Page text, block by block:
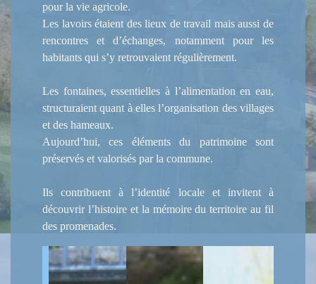
pour la vie agricole.
Les lavoirs étaient des lieux de travail mais aussi de
rencontres et d’échanges, notamment pour les
habitants qui s’y retrouvaient régulièrement.
Les fontaines, essentielles à l’alimentation en eau,
structuraient quant à elles l’organisation des villages
et des hameaux.
Aujourd’hui, ces éléments du patrimoine sont
préservés et valorisés par la commune.
Ils contribuent à l’identité locale et invitent à
découvrir l’histoire et la mémoire du territoire au fil
des promenades.